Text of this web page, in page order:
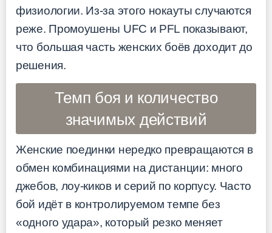
физиологии. Из-за этого нокауты случаются
реже. Промоушены UFC и PFL показывают,
что большая часть женских боёв доходит до
решения.
Темп боя и количество
значимых действий
Женские поединки нередко превращаются в
обмен комбинациями на дистанции: много
джебов, лоу-киков и серий по корпусу. Часто
бой идёт в контролируемом темпе без
«одного удара», который резко меняет